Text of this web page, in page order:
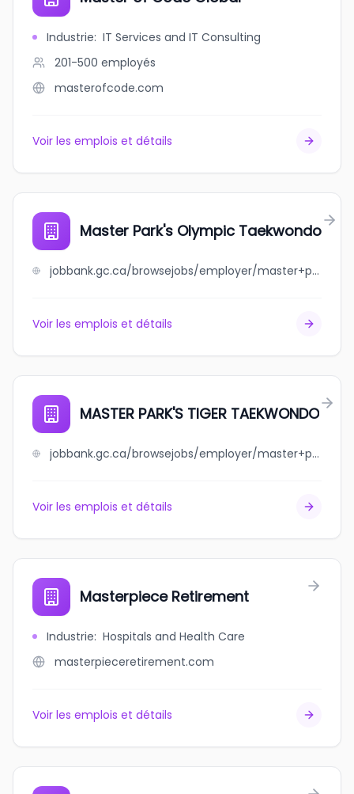
Industrie: IT Services and IT Consulting
201-500 employés
masterofcode.com
Voir les emplois et détails
Master Park's Olympic Taekwondo
jobbank.gc.ca/browsejobs/employer/master+park%27s+olympic+taekwondo/ca
Voir les emplois et détails
MASTER PARK'S TIGER TAEKWONDO
jobbank.gc.ca/browsejobs/employer/master+park%27s+tiger+taekwondo/ca
Voir les emplois et détails
Masterpiece Retirement
Industrie: Hospitals and Health Care
masterpieceretirement.com
Voir les emplois et détails